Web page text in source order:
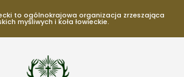
to ogólnokrajowa organizacja zrzeszająca
myśliwych i koła łowieckie.